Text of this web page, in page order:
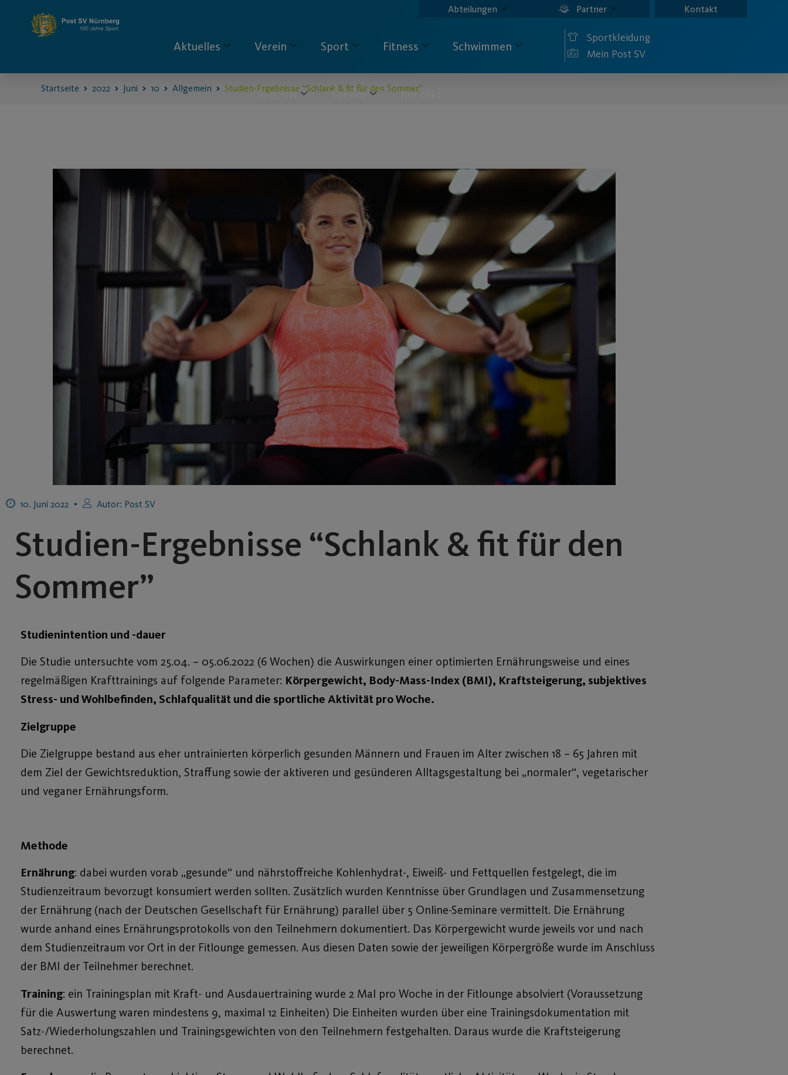
Abteilungen Partner Kontakt
Aktuelles Verein Sport Fitness Schwimmen
Specials Service Kontakt
Sportkleidung
Mein Post SV
Startseite 2022 Juni 10 Allgemein Studien-Ergebnisse “Schlank & fit für den Sommer”
10. Juni 2022 Autor: Post SV
Studien-Ergebnisse “Schlank & fit für den
Sommer”
Studienintention und -dauer
Die Studie untersuchte vom 25.04. – 05.06.2022 (6 Wochen) die Auswirkungen einer optimierten Ernährungsweise und eines
regelmäßigen Krafttrainings auf folgende Parameter: Körpergewicht, Body-Mass-Index (BMI), Kraftsteigerung, subjektives
Stress- und Wohlbefinden, Schlafqualität und die sportliche Aktivität pro Woche.
Zielgruppe
Die Zielgruppe bestand aus eher untrainierten körperlich gesunden Männern und Frauen im Alter zwischen 18 – 65 Jahren mit
dem Ziel der Gewichtsreduktion, Straffung sowie der aktiveren und gesünderen Alltagsgestaltung bei „normaler“, vegetarischer
und veganer Ernährungsform.
Methode
Ernährung: dabei wurden vorab „gesunde“ und nährstoffreiche Kohlenhydrat-, Eiweiß- und Fettquellen festgelegt, die im
Studienzeitraum bevorzugt konsumiert werden sollten. Zusätzlich wurden Kenntnisse über Grundlagen und Zusammensetzung
der Ernährung (nach der Deutschen Gesellschaft für Ernährung) parallel über 5 Online-Seminare vermittelt. Die Ernährung
wurde anhand eines Ernährungsprotokolls von den Teilnehmern dokumentiert. Das Körpergewicht wurde jeweils vor und nach
dem Studienzeitraum vor Ort in der Fitlounge gemessen. Aus diesen Daten sowie der jeweiligen Körpergröße wurde im Anschluss
der BMI der Teilnehmer berechnet.
Training: ein Trainingsplan mit Kraft- und Ausdauertraining wurde 2 Mal pro Woche in der Fitlounge absolviert (Voraussetzung
für die Auswertung waren mindestens 9, maximal 12 Einheiten) Die Einheiten wurden über eine Trainingsdokumentation mit
Satz-/Wiederholungszahlen und Trainingsgewichten von den Teilnehmern festgehalten. Daraus wurde die Kraftsteigerung
berechnet.